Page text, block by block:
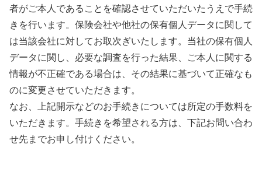
者がご本人であることを確認させていただいたうえで手続
きを行います。保険会社や他社の保有個人データに関して
は当該会社に対してお取次ぎいたします。当社の保有個人
データに関し、必要な調査を行った結果、ご本人に関する
情報が不正確である場合は、その結果に基づいて正確なも
のに変更させていただきます。
なお、上記開示などのお手続きについては所定の手数料を
いただきます。手続きを希望される方は、下記お問い合わ
せ先までお申し付けください。